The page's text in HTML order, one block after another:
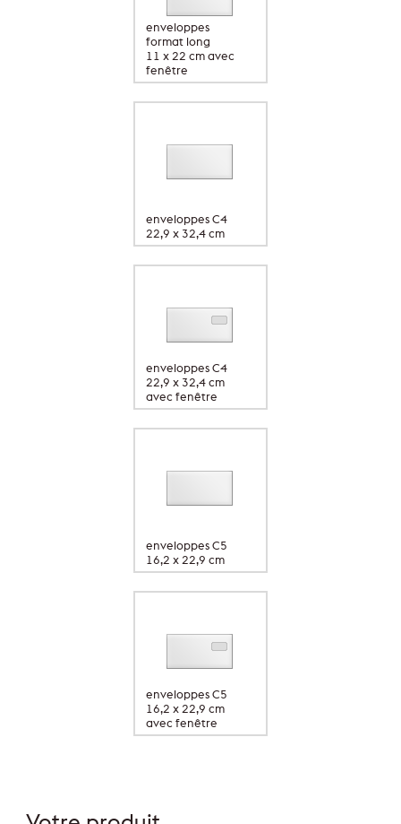
enveloppes
format long
11 x 22 cm avec
fenêtre
enveloppes C4
22,9 x 32,4 cm
enveloppes C4
22,9 x 32,4 cm
avec fenêtre
enveloppes C5
16,2 x 22,9 cm
enveloppes C5
16,2 x 22,9 cm
avec fenêtre